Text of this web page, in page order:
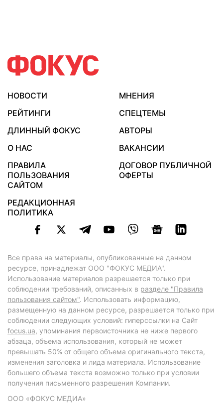
НОВОСТИ
МНЕНИЯ
РЕЙТИНГИ
СПЕЦТЕМЫ
ДЛИННЫЙ ФОКУС
АВТОРЫ
О НАС
ВАКАНСИИ
ПРАВИЛА
ПОЛЬЗОВАНИЯ
САЙТОМ
ДОГОВОР ПУБЛИЧНОЙ
ОФЕРТЫ
РЕДАКЦИОННАЯ
ПОЛИТИКА
Все права на материалы, опубликованные на данном
ресурсе, принадлежат ООО "ФОКУС МЕДИА".
Использование материалов разрешается только при
соблюдении требований, описанных в разделе "Правила
пользования сайтом". Использовать информацию,
размещенную на данном ресурсе, разрешается только при
соблюдении следующих условий: гиперссылки на Сайт
focus.ua, упоминания первоисточника не ниже первого
абзаца, объема использования, который не может
превышать 50% от общего объема оригинального текста,
изменения заголовка и лида материала. Использование
большего объема текста возможно только при условии
получения письменного разрешения Компании.
ООО «ФОКУС МЕДИА»